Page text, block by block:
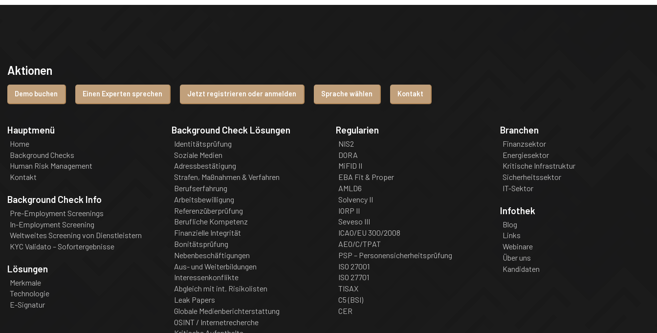
Aktionen
Demo buchen Einen Experten sprechen Jetzt registrieren oder anmelden Sprache wählen Kontakt
Hauptmenü
Home
Background Checks
Human Risk Management
Kontakt
Background Check Info
Pre-Employment Screenings
In-Employment Screening
Weltweites Screening von Dienstleistern
KYC Validato – Sofortergebnisse
Lösungen
Merkmale
Technologie
E-Signatur
Background Check Lösungen
Identitätsprüfung
Soziale Medien
Adressbestätigung
Strafen, Maßnahmen & Verfahren
Berufserfahrung
Arbeitsbewilligung
Referenzüberprüfung
Berufliche Kompetenz
Finanzielle Integrität
Bonitätsprüfung
Nebenbeschäftigungen
Aus- und Weiterbildungen
Interessenkonflikte
Abgleich mit int. Risikolisten
Leak Papers
Globale Medienberichterstattung
OSINT / Internetrecherche
Regularien
NIS2
DORA
MiFID II
EBA Fit & Proper
AMLD6
Solvency II
IORP II
Seveso III
ICAO/EU 300/2008
AEO/C/TPAT
PSP – Personensicherheitsprüfung
ISO 27001
ISO 27701
TISAX
C5 (BSI)
CER
Branchen
Finanzsektor
Energiesektor
Kritische Infrastruktur
Sicherheitssektor
IT-Sektor
Infothek
Blog
Links
Webinare
Über uns
Kandidaten